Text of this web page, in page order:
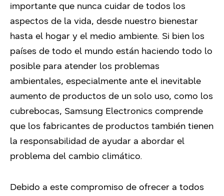
importante que nunca cuidar de todos los
aspectos de la vida, desde nuestro bienestar
hasta el hogar y el medio ambiente. Si bien los
países de todo el mundo están haciendo todo lo
posible para atender los problemas
ambientales, especialmente ante el inevitable
aumento de productos de un solo uso, como los
cubrebocas, Samsung Electronics comprende
que los fabricantes de productos también tienen
la responsabilidad de ayudar a abordar el
problema del cambio climático.
Debido a este compromiso de ofrecer a todos